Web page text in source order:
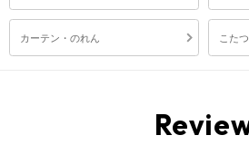
カーテン・のれん こた